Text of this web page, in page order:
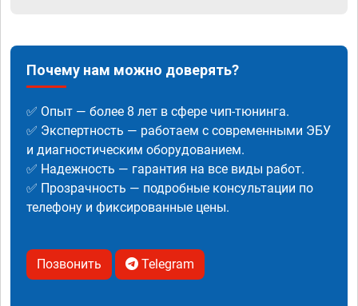
Почему нам можно доверять?
✅ Опыт — более 8 лет в сфере чип-тюнинга.
✅ Экспертность — работаем с современными ЭБУ
и диагностическим оборудованием.
✅ Надежность — гарантия на все виды работ.
✅ Прозрачность — подробные консультации по
телефону и фиксированные цены.
Позвонить Telegram